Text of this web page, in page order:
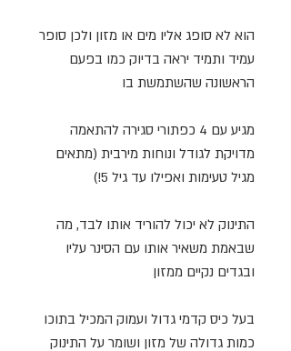
הוא לא סופג אליו מים או מזון ולכן סופר
עמיד ותמיד יראה בדיוק כמו בפעם
הראשונה שהשתמשת בו
מגיע עם 4 כפתורי סגירה להתאמה
מדויקת לגודל ונוחות מירבית (מתאים
מגיל טעימות ואפילו עד גיל 5!)
התינוק לא יכול להוריד אותו לבד, מה
שבאמת משאיר אותו עם הסינר עליו
ובגדים נקיים ממזון
בעל כיס קדמי גדול ועמוק המכיל בתוכו
כמות גדולה של מזון ושומר על התינוק